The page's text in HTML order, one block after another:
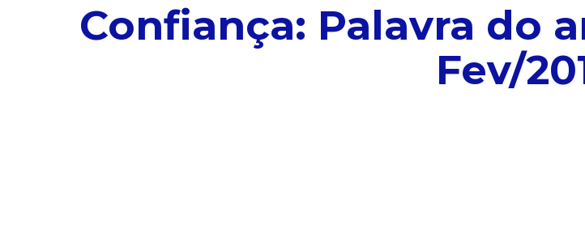
Confiança: Palavra do
Fev/